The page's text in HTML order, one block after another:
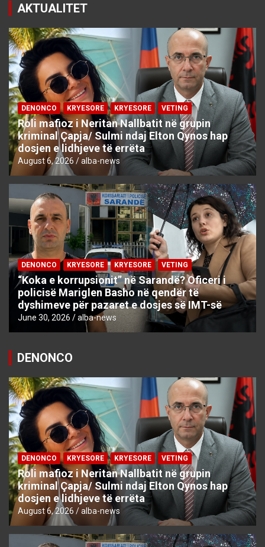
AKTUALITET
DENONCO KRYESORE KRYESORE VETING
Roli mafioz i Neritan Nallbatit në grupin
kriminal Çapja/ Sulmi ndaj Elton Qynos hap
dosjen e lidhjeve të errëta
August 6, 2026 alba-news
DENONCO KRYESORE KRYESORE VETING
“Koka e korrupsionit” në Sarandë? Oficeri i
policisë Mariglen Basho në qendër të
dyshimeve për pazaret e dosjes së IMT-së
June 30, 2026 alba-news
DENONCO
DENONCO KRYESORE KRYESORE VETING
Roli mafioz i Neritan Nallbatit në grupin
kriminal Çapja/ Sulmi ndaj Elton Qynos hap
dosjen e lidhjeve të errëta
August 6, 2026 alba-news